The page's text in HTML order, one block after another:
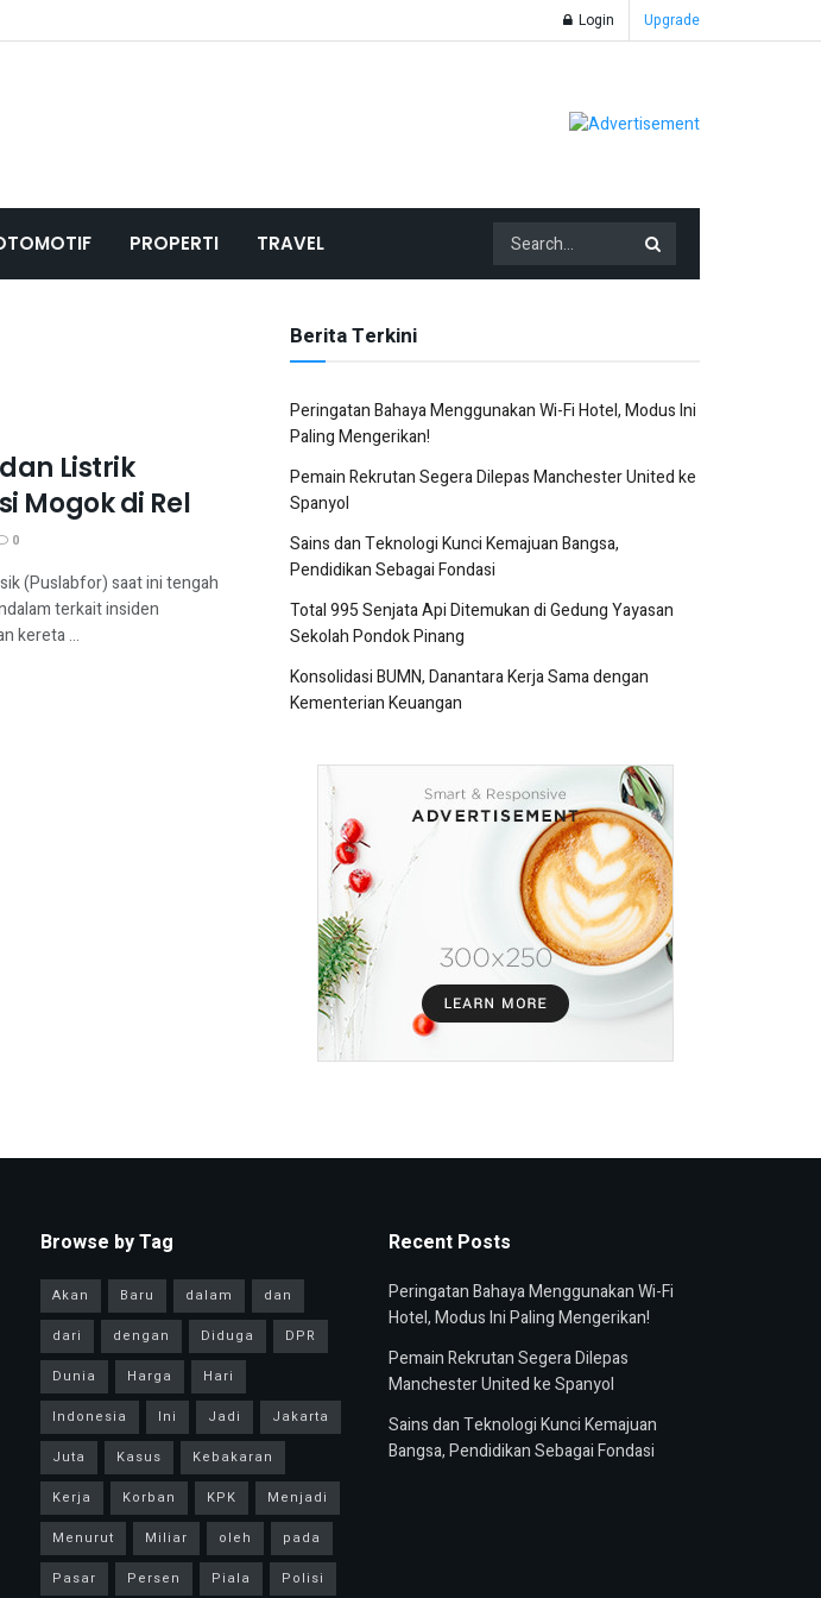
Login Upgrade
PROPERTI TRAVEL
Listrik
Mogok di Rel
0
(Puslabfor) saat ini tengah
terkait insiden
kereta ...
Berita Terkini
Peringatan Bahaya Menggunakan Wi-Fi Hotel, Modus Ini
Paling Mengerikan!
Pemain Rekrutan Segera Dilepas Manchester United ke
Spanyol
Sains dan Teknologi Kunci Kemajuan Bangsa,
Pendidikan Sebagai Fondasi
Total 995 Senjata Api Ditemukan di Gedung Yayasan
Sekolah Pondok Pinang
Konsolidasi BUMN, Danantara Kerja Sama dengan
Kementerian Keuangan
Browse by Tag
Akan Baru dalam
dan
dari
dengan Diduga
DPR
Dunia
Harga
Hari
Indonesia
Ini Jadi
Jakarta
Juta
Kasus
Kebakaran
Kerja
Korban KPK
Menjadi
Menurut
Miliar oleh
pada
Pasar
Persen Piala Polisi
Recent Posts
Peringatan Bahaya Menggunakan Wi-Fi
Hotel, Modus Ini Paling Mengerikan!
Pemain Rekrutan Segera Dilepas
Manchester United ke Spanyol
Sains dan Teknologi Kunci Kemajuan
Bangsa, Pendidikan Sebagai Fondasi